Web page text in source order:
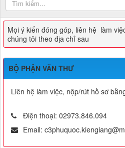
Mọi ý kiến đóng góp, liên hệ làm
chúng tôi theo địa chỉ sau
BỘ PHẬN VĂN THƯ
Liên hệ làm việc, nộp/rút hồ sơ
Điện thoại: 02973.846.094
Email: